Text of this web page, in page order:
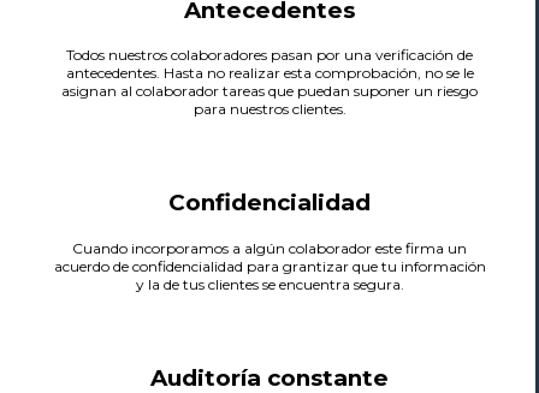
Antecedentes
Todos nuestros colaboradores pasan por una verificación de
antecedentes. Hasta no realizar esta comprobación, no se le
asignan al colaborador tareas que puedan suponer un riesgo
para nuestros clientes.
Confidencialidad
Cuando incorporamos a algún colaborador este firma un
acuerdo de confidencialidad para grantizar que tu información
y la de tus clientes se encuentra segura.
Auditoría constante